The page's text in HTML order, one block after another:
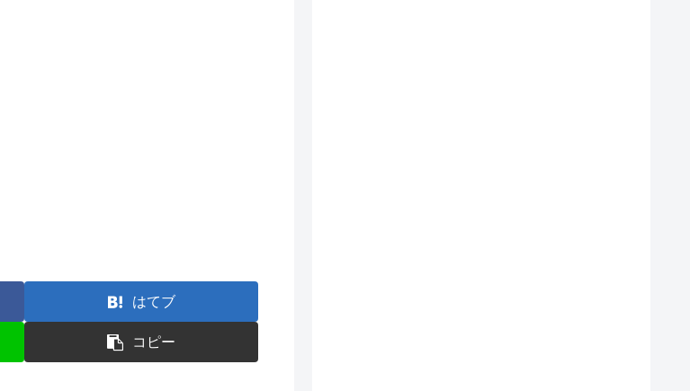
はてブ
コピー